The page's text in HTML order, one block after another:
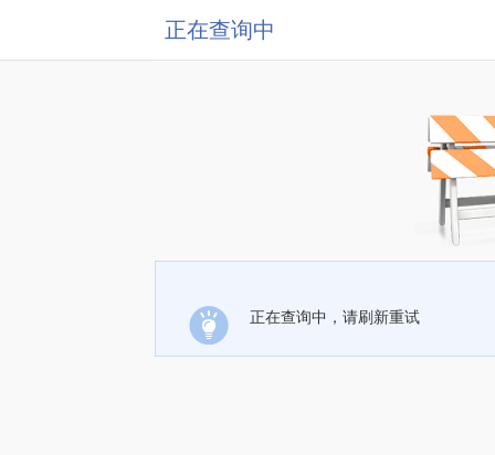
正在查询中
正在查询中，请刷新重试